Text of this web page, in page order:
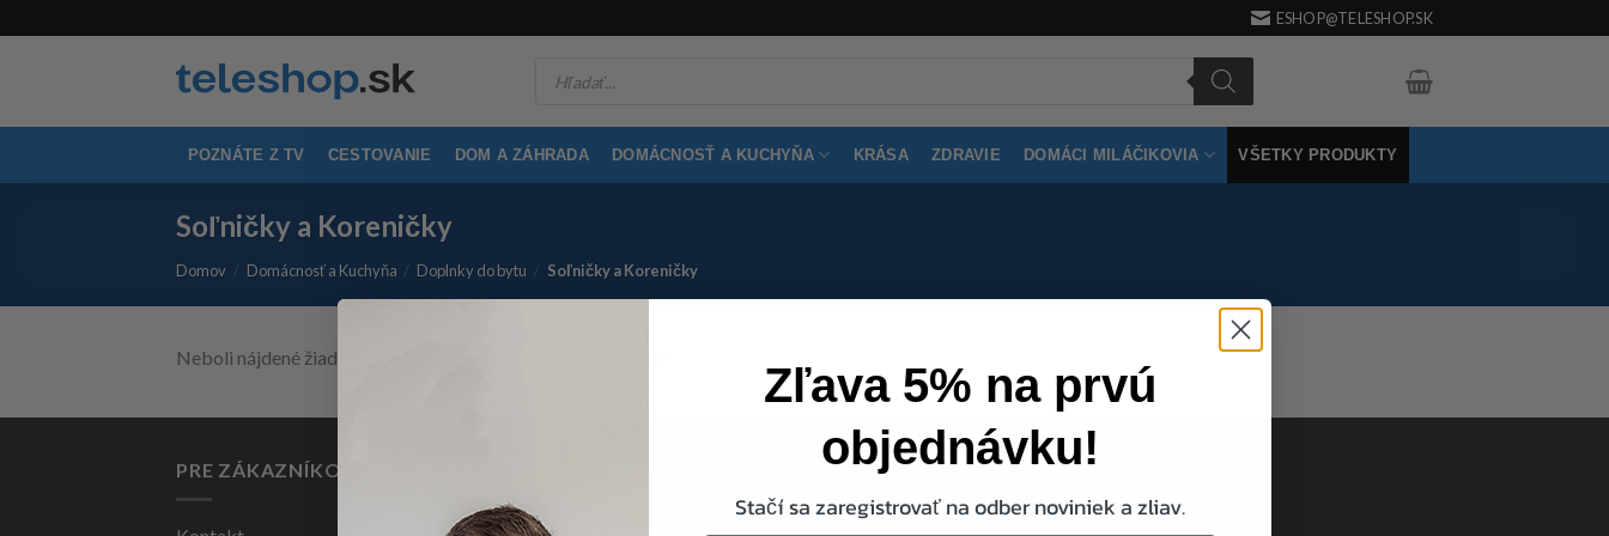
to
ESHOP@TELESHOP.SK
search
POZNÁTE Z TV CESTOVANIE DOM A ZÁHRADA DOMÁCNOSŤ A KUCHYŇA KRÁSA ZDRAVIE DOMÁCI MILÁČIKOVIA VŠETKY PRODUKTY
Soľničky a Koreničky
Domov / Domácnosť a Kuchyňa / Doplnky do bytu / Soľničky a Koreničky
Neboli nájdené žiadne produkty zodpovedajúce vášmu výberu.
PRE ZÁKAZNÍKOV
Prevádzkovateľ:
Zľava 5% na prvú
objednávku!
Stačí sa zaregistrovať na odber noviniek a zliav.